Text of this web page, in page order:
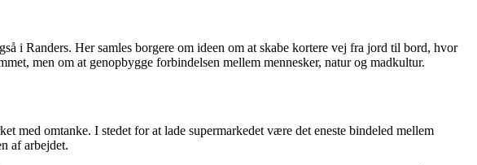
i Randers. Her samles borgere om ideen om at skabe kortere vej fra jord til bord, hvor
men om at genopbygge forbindelsen mellem mennesker, natur og madkultur.
med omtanke. I stedet for at lade supermarkedet være det eneste bindeled mellem
af arbejdet.